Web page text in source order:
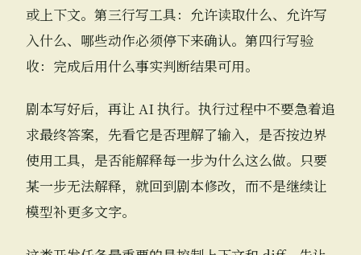
或上下文。第三行写工具：允许读取什么、允许写
入什么、哪些动作必须停下来确认。第四行写验
收：完成后用什么事实判断结果可用。
剧本写好后，再让 AI 执行。执行过程中不要急着追
求最终答案，先看它是否理解了输入，是否按边界
使用工具，是否能解释每一步为什么这么做。只要
某一步无法解释，就回到剧本修改，而不是继续让
模型补更多文字。